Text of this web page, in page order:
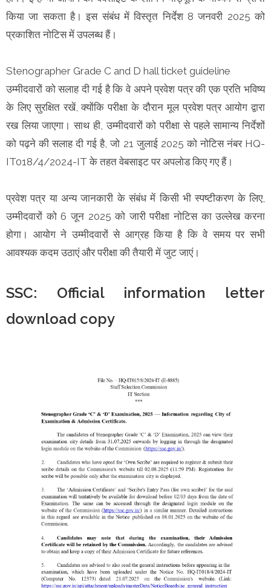
किया जा सकता है। इस संबंध में विस्तृत निर्देश 8 जनवरी 2025 को
प्रकाशित नोटिस में उपलब्ध हैं।
Stenographer Grade C and D hall ticket guideline
उम्मीदवारों को सलाह दी गई है कि वे अपने प्रवेश पत्र की एक प्रति भविष्य
के लिए सुरक्षित रखें, क्योंकि परीक्षा के दौरान मूल प्रवेश पत्र आयोग द्वारा
रख लिया जाएगा। साथ ही, उम्मीदवारों को परीक्षा से पहले सामान्य निर्देशों
को पढ़ने की सलाह दी गई है, जो 21 जुलाई 2025 को नोटिस नंबर HQ-
IT018/4/2024-IT के तहत वेबसाइट पर अपलोड किए गए हैं।
प्रवेश पत्र या अन्य जानकारी के संबंध में किसी भी स्पष्टीकरण के लिए,
उम्मीदवारों को 6 जून 2025 को जारी परीक्षा नोटिस का उल्लेख करना
होगा। आयोग ने उम्मीदवारों से आग्रह किया है कि वे समय पर सभी
आवश्यक कदम उठाएं और परीक्षा की तैयारी में जुट जाएं।
SSC: Official information letter
download copy